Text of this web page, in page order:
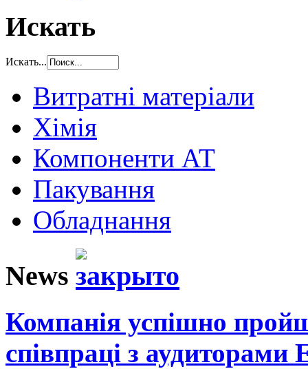
Искать
Искать...
Витратні матеріали
Хімія
Компоненти АТ
Пакування
Обладнання
News
Компанія успішно
співпраці з аудиторами